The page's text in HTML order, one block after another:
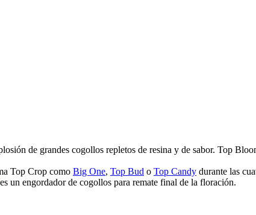
de grandes cogollos repletos de resina y de sabor. Top
Top Crop como Big One, Top Bud o Top Candy durante las
es un engordador de cogollos para remate final de la floración.